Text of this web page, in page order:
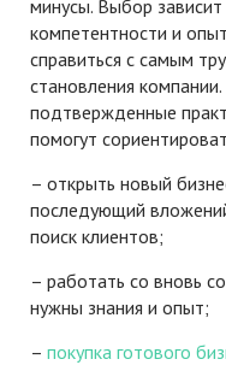
минусы. Выбор
компетентности и
справиться с самым
становления
подтвержденные
помогут
– открыть новый
последующий
поиск клиентов;
– работать со вновь
нужны знания и опыт;
– покупка готового